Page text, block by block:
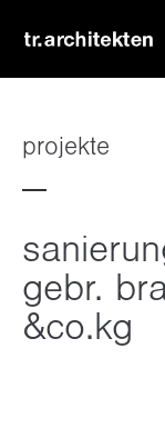
passwort
projekte
gebr.
&co.kg